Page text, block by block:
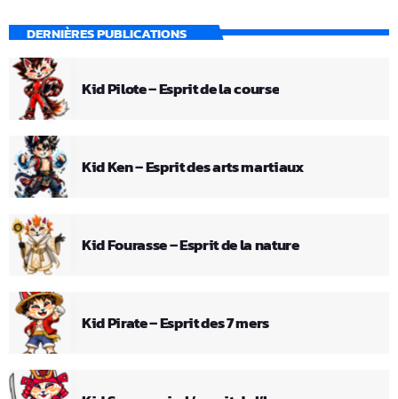
DERNIÈRES PUBLICATIONS
Kid Pilote – Esprit de la course
Kid Ken – Esprit des arts martiaux
Kid Fourasse – Esprit de la nature
Kid Pirate – Esprit des 7 mers